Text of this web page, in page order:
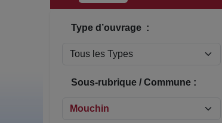
Type d’ouvrage :
Sous-rubrique / Commune :